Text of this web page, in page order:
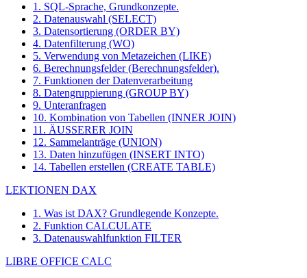
1. SQL-Sprache, Grundkonzepte.
2. Datenauswahl (SELECT)
3. Datensortierung (ORDER BY)
4. Datenfilterung (WO)
5. Verwendung von Metazeichen (LIKE)
6. Berechnungsfelder (Berechnungsfelder).
7. Funktionen der Datenverarbeitung
8. Datengruppierung (GROUP BY)
9. Unteranfragen
10. Kombination von Tabellen (INNER JOIN)
11. ÄUSSERER JOIN
12. Sammelanträge (UNION)
13. Daten hinzufügen (INSERT INTO)
14. Tabellen erstellen (CREATE TABLE)
LEKTIONEN DAX
1. Was ist DAX? Grundlegende Konzepte.
2. Funktion CALCULATE
3. Datenauswahlfunktion FILTER
LIBRE OFFICE CALC